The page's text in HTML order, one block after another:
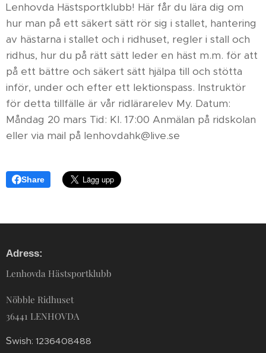
Lenhovda Hästsportklubb! Här får du lära dig om
hur man på ett säkert sätt rör sig i stallet, hantering
av hästarna i stallet och i ridhuset, regler i stall och
ridhus, hur du på rätt sätt leder en häst m.m. för att
på ett bättre och säkert sätt hjälpa till och stötta
inför, under och efter ett lektionspass. Instruktör
för detta tillfälle är vår ridlärarelev My. Datum:
Måndag 20 mars Tid: Kl. 17:00 Anmälan på ridskolan
eller via mail på lenhovdahk@live.se
Share
Adress:
Lenhovda Hästsportklubb
Nöbble Ridhuset
36441 LENHOVDA
Swish: 1236408488